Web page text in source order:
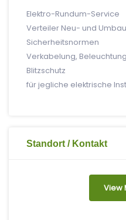
Elektro-Rundum-Service
Verteiler Neu- und
Sicherheitsnormen
Verkabelung,
Blitzschutz
für jegliche elektrische
Standort / Kontakt
View